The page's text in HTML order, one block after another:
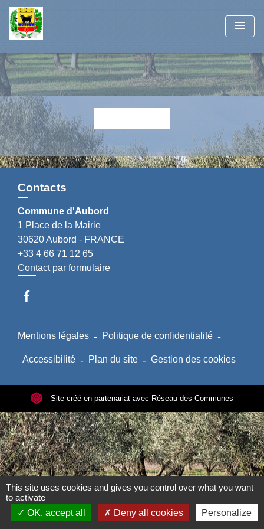
menu
Contacts
Commune d'Aubord
1 Place de la Mairie
30620 Aubord - FRANCE
+33 4 66 71 12 65
Contact par formulaire
Mentions légales - Politique de confidentialité -
Accessibilité - Plan du site - Gestion des cookies
Site créé en partenariat avec Réseau des Communes
This site uses cookies and gives you control over what you want
to activate
OK, accept all
Deny all cookies Personalize